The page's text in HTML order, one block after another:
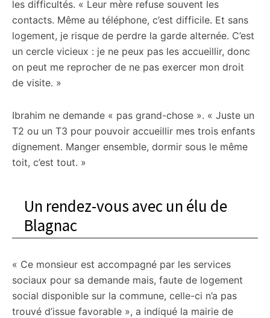
les difficultés. « Leur mère refuse souvent les
contacts. Même au téléphone, c’est difficile. Et sans
logement, je risque de perdre la garde alternée. C’est
un cercle vicieux : je ne peux pas les accueillir, donc
on peut me reprocher de ne pas exercer mon droit
de visite. »
Ibrahim ne demande « pas grand-chose ». « Juste un
T2 ou un T3 pour pouvoir accueillir mes trois enfants
dignement. Manger ensemble, dormir sous le même
toit, c’est tout. »
Un rendez-vous avec un élu de
Blagnac
« Ce monsieur est accompagné par les services
sociaux pour sa demande mais, faute de logement
social disponible sur la commune, celle-ci n’a pas
trouvé d’issue favorable », a indiqué la mairie de